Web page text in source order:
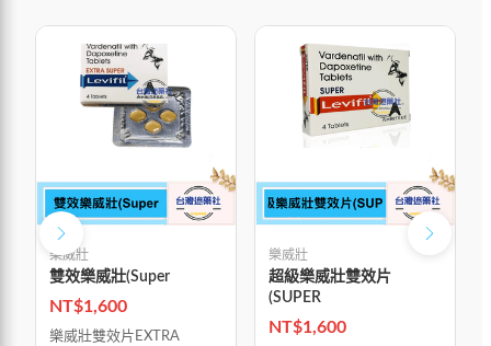
樂威壯
雙效樂威壯(Super
NT$1,600
樂威壯雙效片EXTRA
樂威壯
超級樂威壯雙效片
(SUPER
NT$1,600